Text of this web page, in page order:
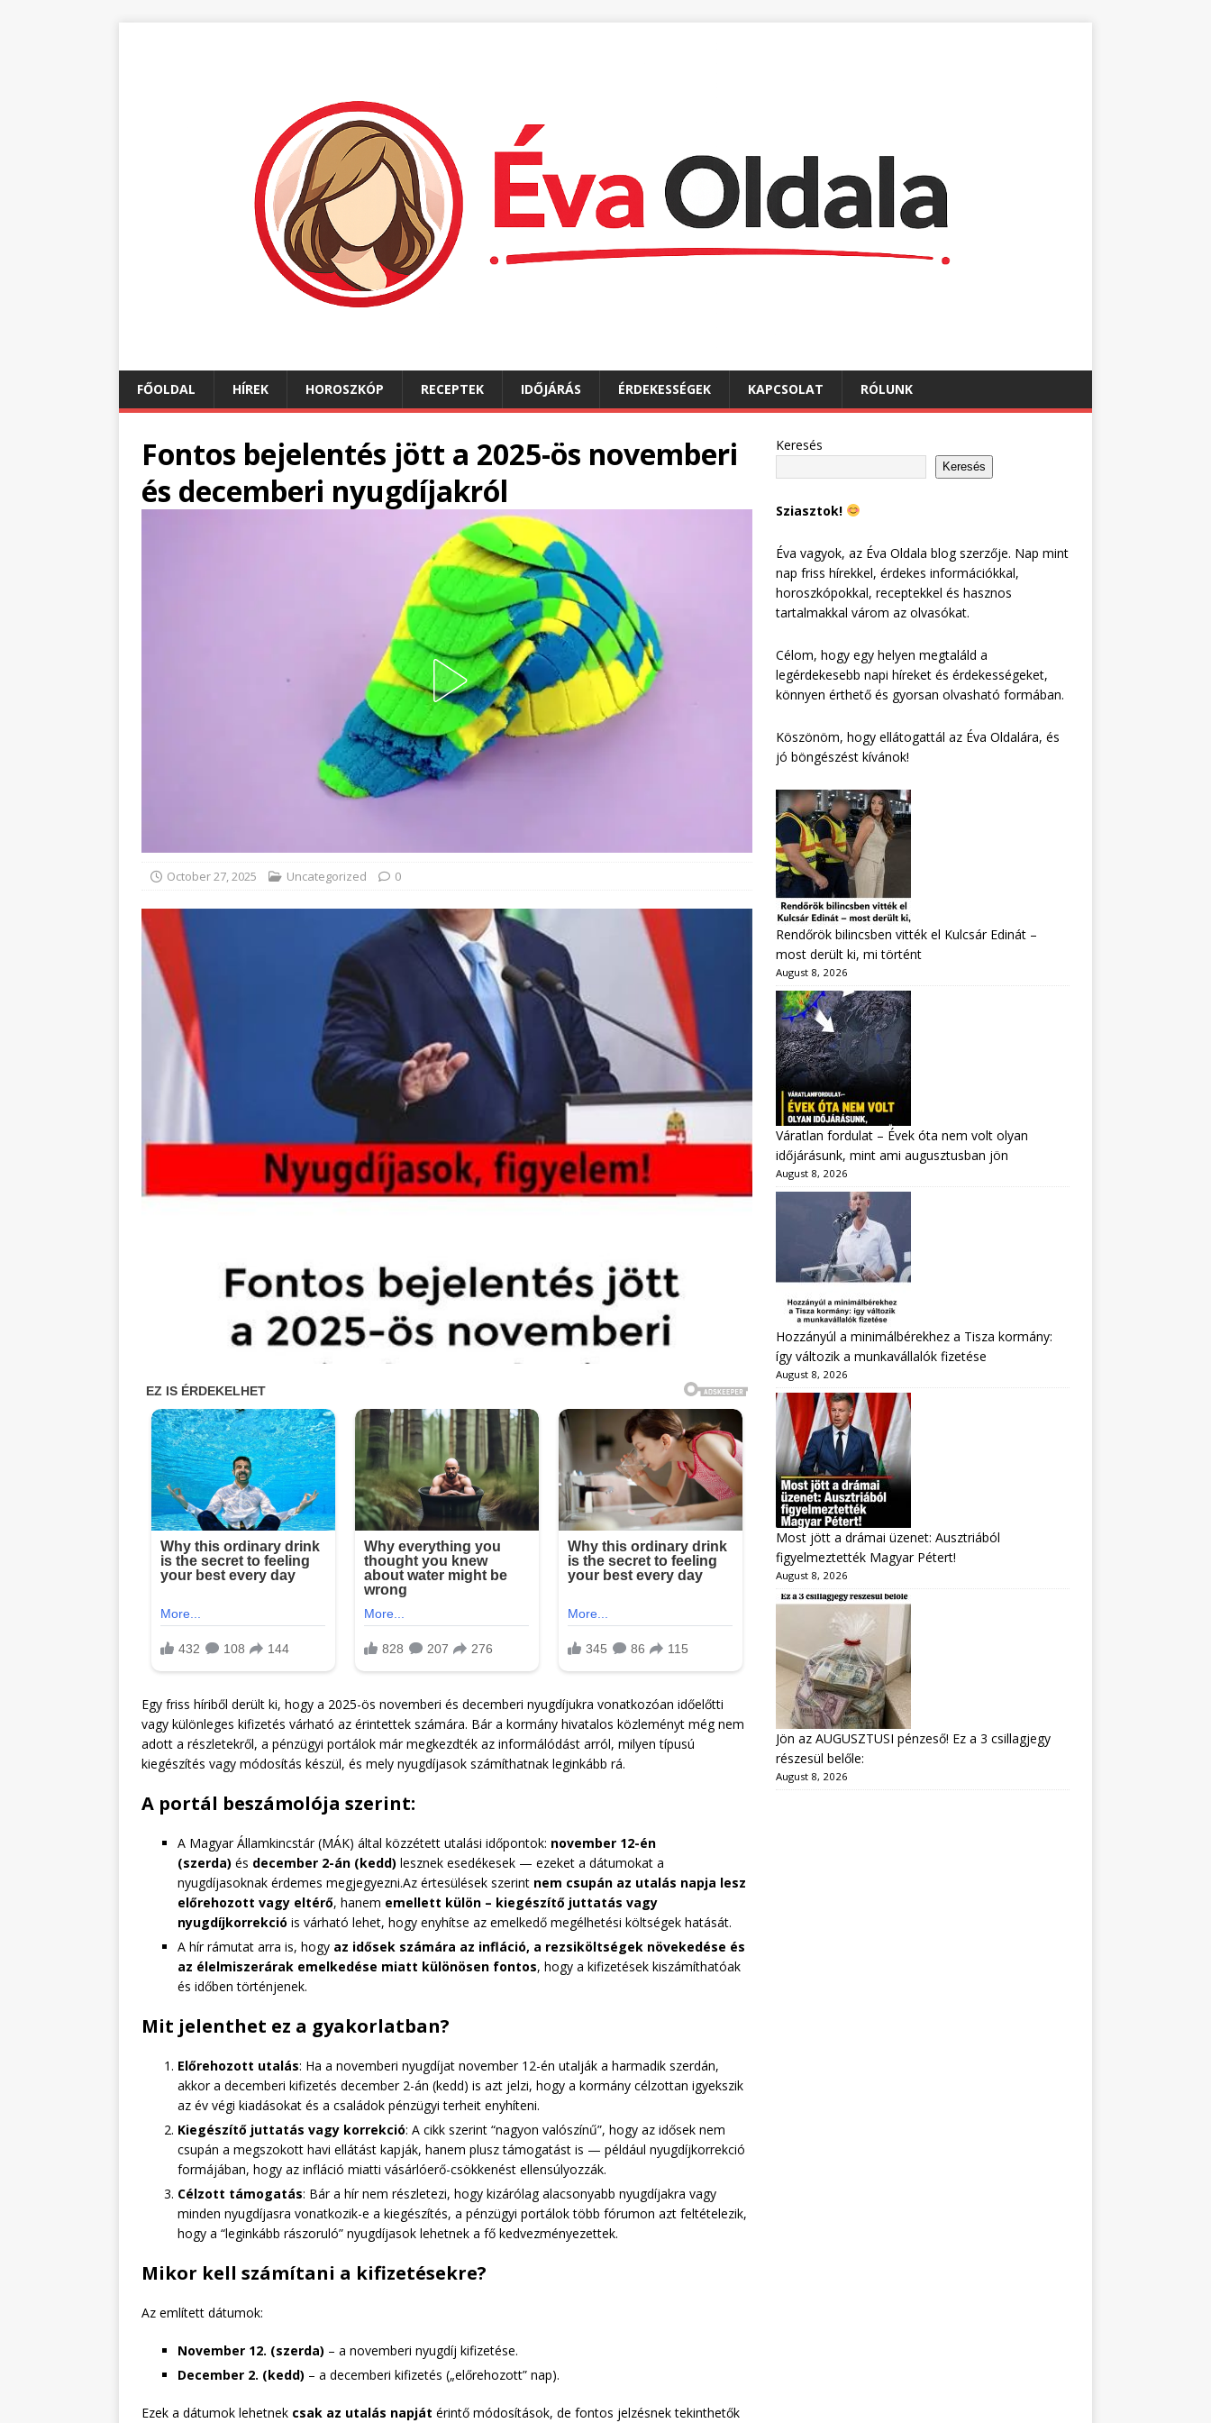
FŐOLDAL HÍREK HOROSZKÓP RECEPTEK IDŐJÁRÁS ÉRDEKESSÉGEK KAPCSOLAT RÓLUNK
Fontos bejelentés jött a 2025-ös novemberi
és decemberi nyugdíjakról
October 27, 2025 Uncategorized 0
Egy friss híriből derült ki, hogy a 2025-ös novemberi és decemberi nyugdíjukra vonatkozóan időelőtti
vagy különleges kifizetés várható az érintettek számára. Bár a kormány hivatalos közleményt még nem
adott a részletekről, a pénzügyi portálok már megkezdték az informálódást arról, milyen típusú
kiegészítés vagy módosítás készül, és mely nyugdíjasok számíthatnak leginkább rá.
A portál beszámolója szerint:
A Magyar Államkincstár (MÁK) által közzétett utalási időpontok: november 12-én
(szerda) és december 2-án (kedd) lesznek esedékesek — ezeket a dátumokat a
nyugdíjasoknak érdemes megjegyezni.Az értesülések szerint nem csupán az utalás napja lesz
előrehozott vagy eltérő, hanem emellett külön – kiegészítő juttatás vagy
nyugdíjkorrekció is várható lehet, hogy enyhítse az emelkedő megélhetési költségek hatását.
A hír rámutat arra is, hogy az idősek számára az infláció, a rezsiköltségek növekedése és
az élelmiszerárak emelkedése miatt különösen fontos, hogy a kifizetések kiszámíthatóak
és időben történjenek.
Mit jelenthet ez a gyakorlatban?
Előrehozott utalás: Ha a novemberi nyugdíjat november 12-én utalják a harmadik szerdán,
akkor a decemberi kifizetés december 2-án (kedd) is azt jelzi, hogy a kormány célzottan igyekszik
az év végi kiadásokat és a családok pénzügyi terheit enyhíteni.
Kiegészítő juttatás vagy korrekció: A cikk szerint “nagyon valószínű”, hogy az idősek nem
csupán a megszokott havi ellátást kapják, hanem plusz támogatást is — például nyugdíjkorrekció
formájában, hogy az infláció miatti vásárlóerő-csökkenést ellensúlyozzák.
Célzott támogatás: Bár a hír nem részletezi, hogy kizárólag alacsonyabb nyugdíjakra vagy
minden nyugdíjasra vonatkozik-e a kiegészítés, a pénzügyi portálok több fórumon azt feltételezik,
hogy a “leginkább rászoruló” nyugdíjasok lehetnek a fő kedvezményezettek.
Mikor kell számítani a kifizetésekre?
Az említett dátumok:
November 12. (szerda) – a novemberi nyugdíj kifizetése.
December 2. (kedd) – a decemberi kifizetés („előrehozott” nap).
Ezek a dátumok lehetnek csak az utalás napját érintő módosítások, de fontos jelzésnek tekinthetők
Keresés
Keresés
Sziasztok!
Éva vagyok, az Éva Oldala blog szerzője. Nap mint
nap friss hírekkel, érdekes információkkal,
horoszkópokkal, receptekkel és hasznos
tartalmakkal várom az olvasókat.
Célom, hogy egy helyen megtaláld a
legérdekesebb napi híreket és érdekességeket,
könnyen érthető és gyorsan olvasható formában.
Köszönöm, hogy ellátogattál az Éva Oldalára, és
jó böngészést kívánok!
Rendőrök bilincsben vitték el Kulcsár Edinát –
most derült ki, mi történt
August 8, 2026
Váratlan fordulat – Évek óta nem volt olyan
időjárásunk, mint ami augusztusban jön
August 8, 2026
Hozzányúl a minimálbérekhez a Tisza kormány:
így változik a munkavállalók fizetése
August 8, 2026
Most jött a drámai üzenet: Ausztriából
figyelmeztették Magyar Pétert!
August 8, 2026
Jön az AUGUSZTUSI pénzeső! Ez a 3 csillagjegy
részesül belőle:
August 8, 2026